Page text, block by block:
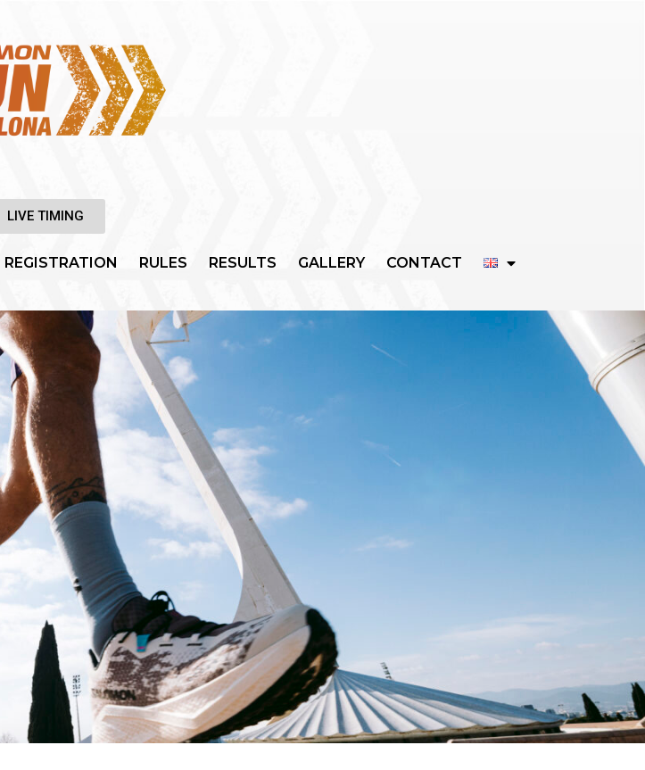
LIVE TIMING
REGISTRATION RULES RESULTS GALLERY CONTACT